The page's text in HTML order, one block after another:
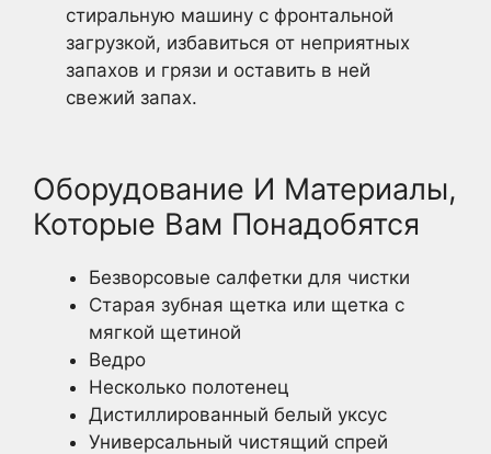
стиральную машину с фронтальной
загрузкой, избавиться от неприятных
запахов и грязи и оставить в ней
свежий запах.
Оборудование И Материалы,
Которые Вам Понадобятся
Безворсовые салфетки для чистки
Старая зубная щетка или щетка с
мягкой щетиной
Ведро
Несколько полотенец
Дистиллированный белый уксус
Универсальный чистящий спрей